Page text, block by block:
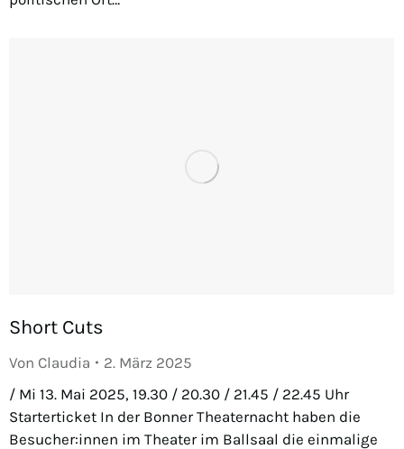
Short Cuts
Von Claudia
2. März 2025
/ Mi 13. Mai 2025, 19.30 / 20.30 / 21.45 / 22.45 Uhr
Starterticket In der Bonner Theaternacht haben die
Besucher:innen im Theater im Ballsaal die einmalige